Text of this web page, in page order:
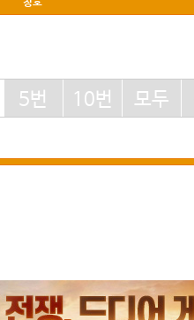
5번 10번 모두